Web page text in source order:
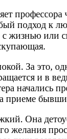
подход к
с жизнью
За это,
и в
начались
приеме
Она
желания